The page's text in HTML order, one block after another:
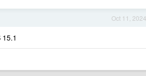
Oct 11, 2024